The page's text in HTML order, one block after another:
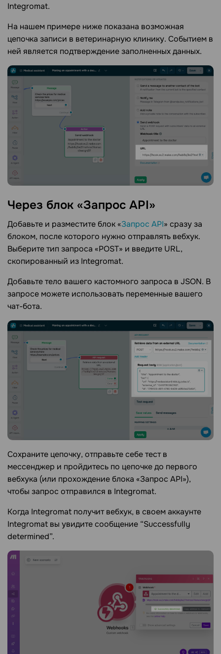
Integromat.
На нашем примере ниже показана возможная
цепочка записи в ветеринарную клинику. Событием в
ней является подтверждение заполненных данных.
Через блок «Запрос API»
Добавьте и разместите блок «Запрос API» сразу за
блоком, после которого нужно отправлять вебхук.
Выберите тип запроса «POST» и введите URL,
скопированный из Integromat.
Добавьте тело вашего кастомного запроса в JSON. В
запросе можете использовать переменные вашего
чат-бота.
Сохраните цепочку, отправьте себе тест в
мессенджер и пройдитесь по цепочке до первого
вебхука (или прохождение блока «Запрос API»),
чтобы запрос отправился в Integromat.
Когда Integromat получит вебхук, в своем аккаунте
Integromat вы увидите сообщение “Successfully
determined”.